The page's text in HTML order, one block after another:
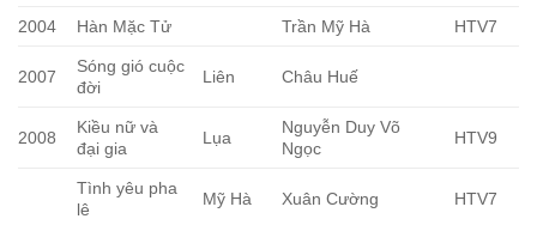
2004 Hàn Mặc Tử Trần Mỹ Hà HTV7
2007
Sóng gió cuộc
đời
Liên Châu Huế
2008
Kiều nữ và
đại gia
Lụa
Nguyễn Duy Võ
Ngọc
HTV9
Tình yêu pha
lê
Mỹ Hà Xuân Cường HTV7